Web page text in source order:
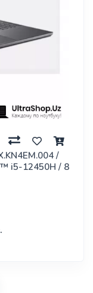
/
i5-12450H / 8